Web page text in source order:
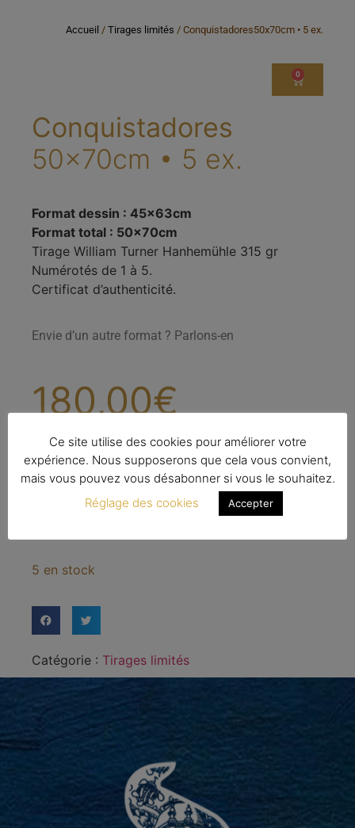
Accueil / Tirages limités / Conquistadores50x70cm • 5 ex.
0
Conquistadores
50x70cm • 5 ex.
Format dessin : 45x63cm
Format total : 50x70cm
Tirage William Turner Hanhemühle 315 gr
Numérotés de 1 à 5.
Certificat d’authenticité.
Envie d’un autre format ? Parlons-en
180,00€
5 en stock
Ajouter au panier
5 en stock
Catégorie : Tirages limités
Ce site utilise des cookies pour améliorer votre
expérience. Nous supposerons que cela vous convient,
mais vous pouvez vous désabonner si vous le souhaitez.
Réglage des cookies
Accepter